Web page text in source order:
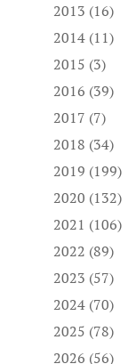
2013 (16)
2014(11)
2015 (3)
2016 (39)
2017 (7)
2018 (34)
2019 (199)
2020 (132)
2021 (106)
2022 (89)
2023 (57)
2024(70)
2025 (78)
2026 (56)